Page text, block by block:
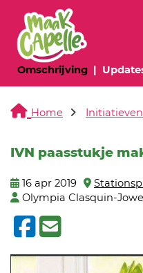
Omschrijving(huidige
Home Initiatieven
IVN paasstukje
16 apr 2019
Olympia Clasquin-